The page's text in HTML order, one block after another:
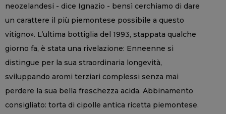
neozelandesi - dice Ignazio - bensì cerchiamo di dare
un carattere il più piemontese possibile a questo
vitigno». L’ultima bottiglia del 1993, stappata qualche
giorno fa, è stata una rivelazione: Enneenne si
distingue per la sua straordinaria longevità,
sviluppando aromi terziari complessi senza mai
perdere la sua bella freschezza acida. Abbinamento
consigliato: torta di cipolle antica ricetta piemontese.